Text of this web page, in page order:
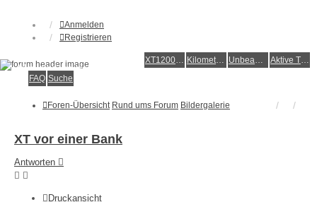
Anmelden
Registrieren
XT1200Z-Wiki Kilometerstatistik Unbeantwortete Themen Aktive Themen
Alles rund um die Yamaha XT1200Z Super Ténéré
FAQ Suche
Foren-Übersicht Rund ums Forum Bildergalerie
XT vor einer Bank
Antworten
Druckansicht